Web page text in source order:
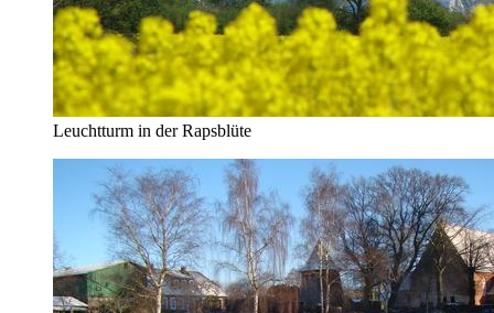
Leuchtturm in der Rapsblüte